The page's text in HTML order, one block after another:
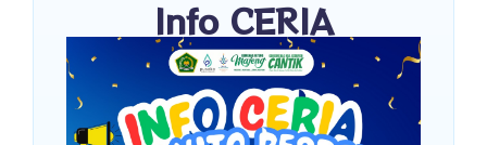
Info CERIA